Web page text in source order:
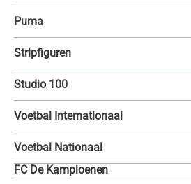
Puma
Stripfiguren
Studio 100
Voetbal Internationaal
Voetbal Nationaal
FC De Kampioenen